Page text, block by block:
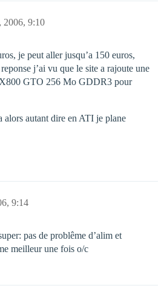
2006, 9:10
je peut aller jusqu’a 150 euros,
j’ai vu que le site a rajoute une
GTO 256 Mo GDDR3 pour
alors autant dire en ATI je plane
9:14
pas de problême d’alim et
meilleur une fois o/c